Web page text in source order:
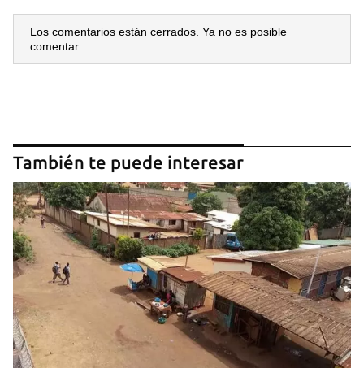
Los comentarios están cerrados. Ya no es posible
comentar
También te puede interesar